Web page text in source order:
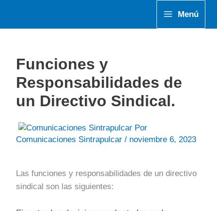
Menú
Funciones y
Responsabilidades de
un Directivo Sindical.
Por
Comunicaciones Sintrapulcar/ noviembre 6, 2023
Las funciones y responsabilidades de un directivo
sindical son las siguientes: